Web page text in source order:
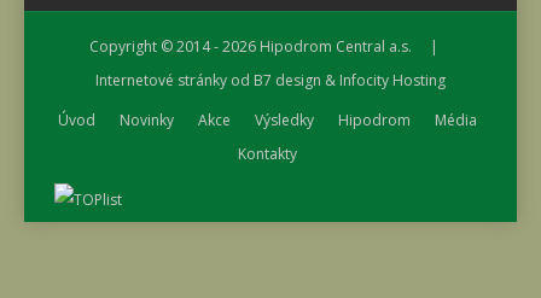
Copyright © 2014 - 2026 Hipodrom Central a.s. |
Internetové stránky od B7 design & Infocity Hosting
Úvod
Novinky Akce Výsledky Hipodrom
Média
Kontakty